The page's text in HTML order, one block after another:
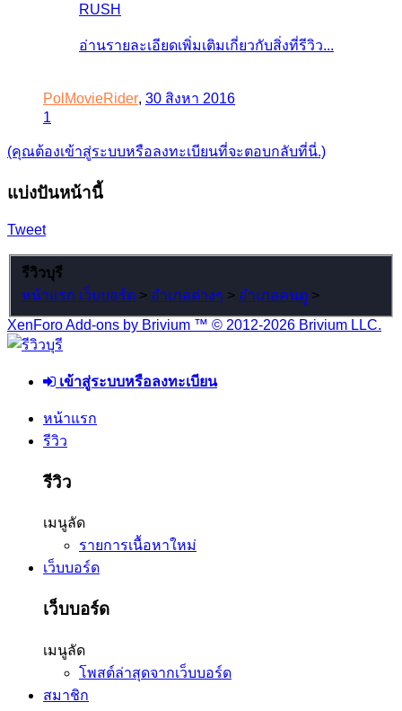
RUSH
อ่านรายละเอียดเพิ่มเติมเกี่ยวกับสิ่งที่รีวิว...
PolMovieRider, 30 สิงหา 2016
1
(คุณต้องเข้าสู่ระบบหรือลงทะเบียนที่จะตอบกลับที่นี่.)
แบ่งปันหน้านี้
Tweet
รีวิวบุรี
หน้าแรก เว็บบอร์ด > อำเภอต่างๆ > อำเภอคนดู >
XenForo Add-ons by Brivium ™ © 2012-2026 Brivium LLC.
เข้าสู่ระบบหรือลงทะเบียน
หน้าแรก
รีวิว
รีวิว
เมนูลัด
รายการเนื้อหาใหม่
เว็บบอร์ด
เว็บบอร์ด
เมนูลัด
โพสต์ล่าสุดจากเว็บบอร์ด
สมาชิก